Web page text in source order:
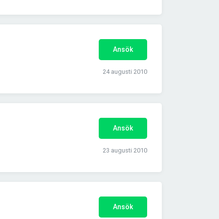
Ansök
24 augusti 2010
Ansök
23 augusti 2010
Ansök